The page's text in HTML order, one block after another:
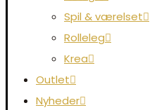
Spil & værelset
Rolleleg
Krea
Outlet
Nyheder